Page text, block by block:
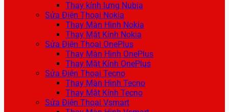
Thay kính lưng Nubia
Sửa Điện Thoại Nokia
Thay Màn Hình Nokia
Thay Mặt Kính Nokia
Sửa Điện Thoại OnePlus
Thay Màn Hình OnePlus
Thay Mặt Kính OnePlus
Sửa Điện Thoại Tecno
Thay Màn Hình Tecno
Thay Mặt Kính Tecno
Sửa Điện Thoại Vsmart